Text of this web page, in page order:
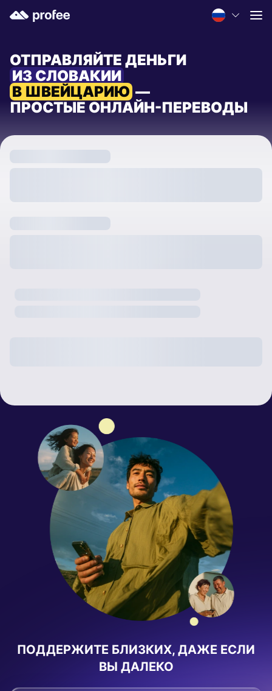
ОТПРАВЛЯЙТЕ ДЕНЬГИ
ИЗ СЛОВАКИИ
В ШВЕЙЦАРИЮ —
ПРОСТЫЕ ОНЛАЙН-ПЕРЕВОДЫ
ПОДДЕРЖИТЕ БЛИЗКИХ, ДАЖЕ ЕСЛИ
ВЫ ДАЛЕКО